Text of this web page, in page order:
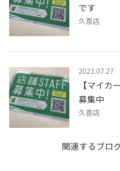
です
久喜店
2021.07.27
【マイカ
募集中
久喜店
関連するブロ